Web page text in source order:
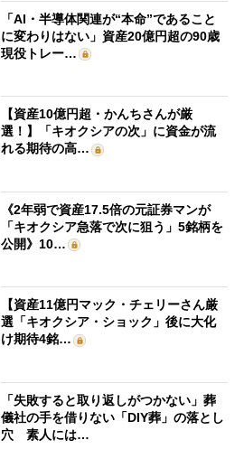
「AI・半導体関連が“本命”であること
に変わりはない」資産20億円超の90歳
現役トレー…
【資産10億円超・かんちさんが厳
選！】「キオクシアの次」に資金が流
れる期待の高…
《2年弱で資産17.5倍の元証券マンが
「キオクシア急落で次に狙う」5銘柄を
公開》10…
【資産11億円マック・チェリーさん厳
選「キオクシア・ショック」後に大化
け期待4銘…
「失敗すると取り返しがつかない」葬
儀社の手を借りない「DIY葬」の落とし
穴 素人には…